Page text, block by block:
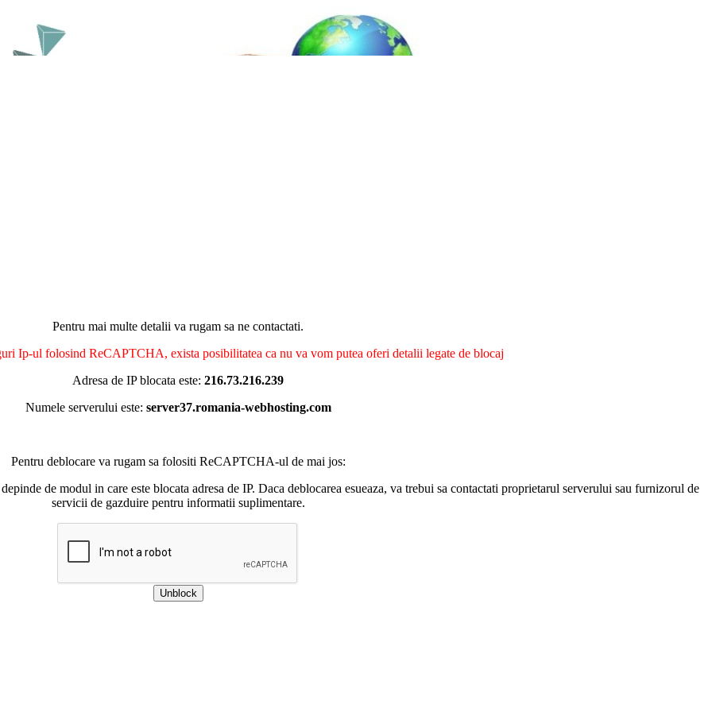
Pentru mai multe detalii va rugam sa ne contactati.
Ip-ul folosind ReCAPTCHA, exista posibilitatea ca nu va vom putea oferi detalii legate de blocaj
Adresa de IP blocata este: 216.73.216.239
Numele serverului este: server37.romania-webhosting.com
Pentru deblocare va rugam sa folositi ReCAPTCHA-ul de mai jos:
de modul in care este blocata adresa de IP. Daca deblocarea esueaza, va trebui sa contactati proprietarul serverului sau furnizorul de
servicii de gazduire pentru informatii suplimentare.